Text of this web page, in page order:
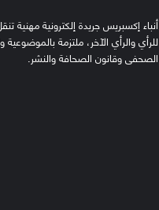
أنباء إكسبريس جريدة إلكترونية مهنية
للرأي والرأي الآخر، ملتزمة
الصحفي وقانون الصحافة والنشر.